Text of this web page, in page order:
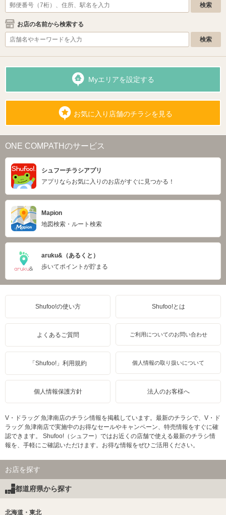
お店の名前から検索する
Myエリアを設定する
お気に入り店舗のチラシを見る
ONE COMPATHのサービス
シュフーチラシアプリ
アプリならお気に入りのお店がすぐに見つかる！
Mapion
地図検索・ルート検索
aruku&（あるくと）
歩いてポイントが貯まる
Shufoo!の使い方 Shufoo!とは
よくあるご質問 ご利用についてのお問い合わせ
「Shufoo!」利用規約 個人情報の取り扱いについて
個人情報保護方針 法人のお客様へ
V・ドラッグ 魚津南店のチラシ情報を掲載しています。最新のチラシで、V・ド
ラッグ 魚津南店で実施中のお得なセールやキャンペーン、特売情報をすぐに確
認できます。 Shufoo!（シュフー）ではお近くの店舗で使える最新のチラシ情
報を、手軽にご確認いただけます。お得な情報をぜひご活用ください。
お店を探す
都道府県から探す
北海道・東北